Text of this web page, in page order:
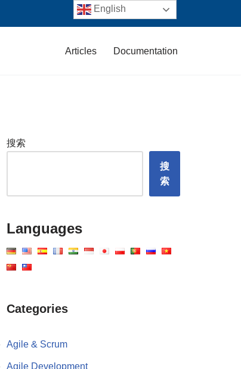
Articles Documentation
搜索
搜
索
Languages
Categories
Agile & Scrum
Agile Development
English